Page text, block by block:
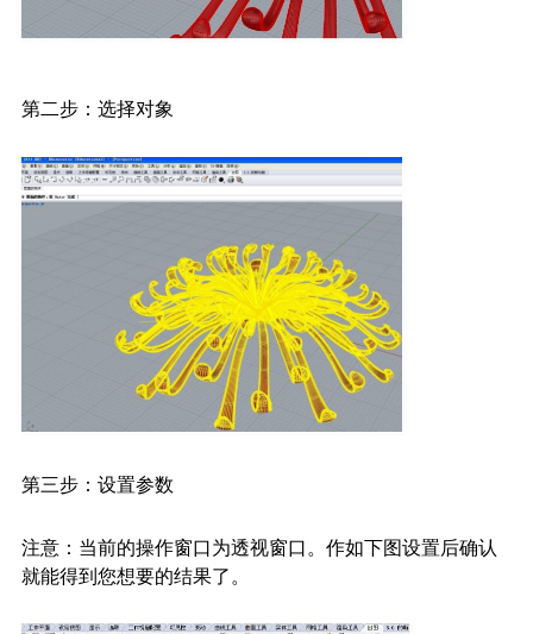
第二步：选择对象
第三步：设置参数
注意：当前的操作窗口为透视窗口。作如下图设置后确认
就能得到您想要的结果了。